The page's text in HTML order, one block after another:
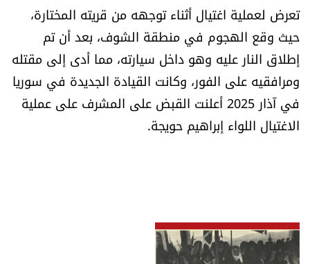
تعرض لعملية اغتيال أثناء توجهه من قريته المختارة،
حيث وقع الهجوم في منطقة الشوف، بعد أن تم
إطلاق النار عليه وهو داخل سيارته، مما أدى إلى مقتله
ومرافقيه على الفور، وكانت القيادة الجديدة في سوريا
في آذار 2025 أعلنت القبض على المشرف على عملية
الاغتيال اللواء إبراهيم حويجة.